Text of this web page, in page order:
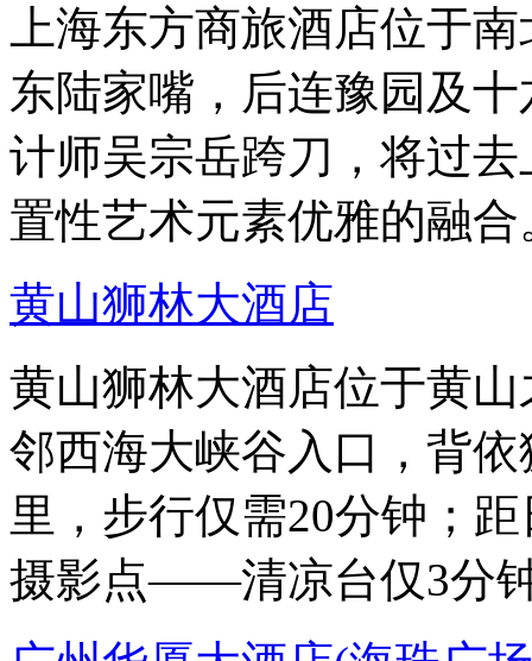
上海东方商旅酒店位于
东陆家嘴，后连豫园及
计师吴宗岳跨刀，将过
置性艺术元素优雅的融合
黄山狮林大酒店
黄山狮林大酒店位于黄
邻西海大峡谷入口，背
里，步行仅需20分钟；
摄影点——清凉台仅3分